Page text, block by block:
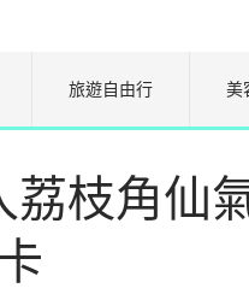
旅遊自由行 美
荔枝角仙